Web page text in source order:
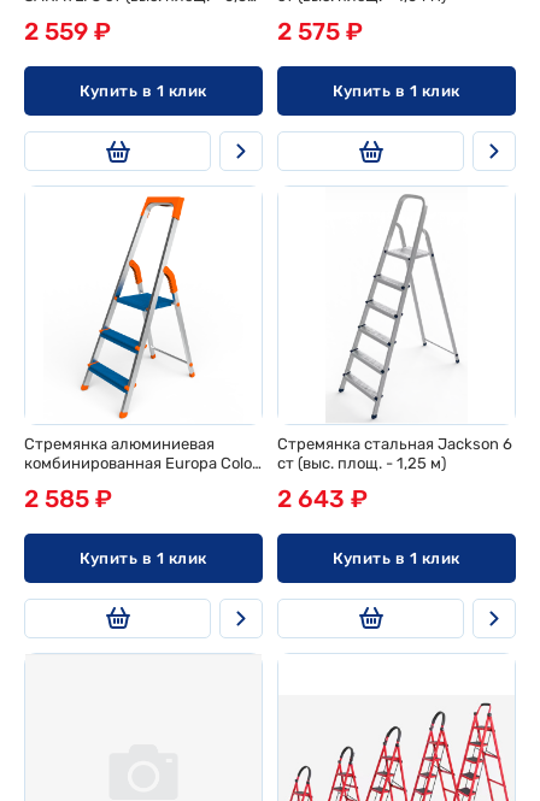
2 559 ₽
Купить в 1 клик
2 575 ₽
Купить в 1 клик
Стремянка алюминиевая
комбинированная Europa Color
2 585 ₽
Купить в 1 клик
Стремянка стальная Jackson 6
ст (выс. площ. - 1,25 м)
2 643 ₽
Купить в 1 клик